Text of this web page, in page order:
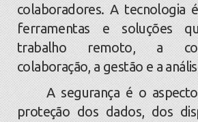
colaboradores. A tecnologia
ferramentas e soluções
trabalho remoto, a
colaboração, a gestão e a
A segurança é o aspecto
proteção dos dados, dos